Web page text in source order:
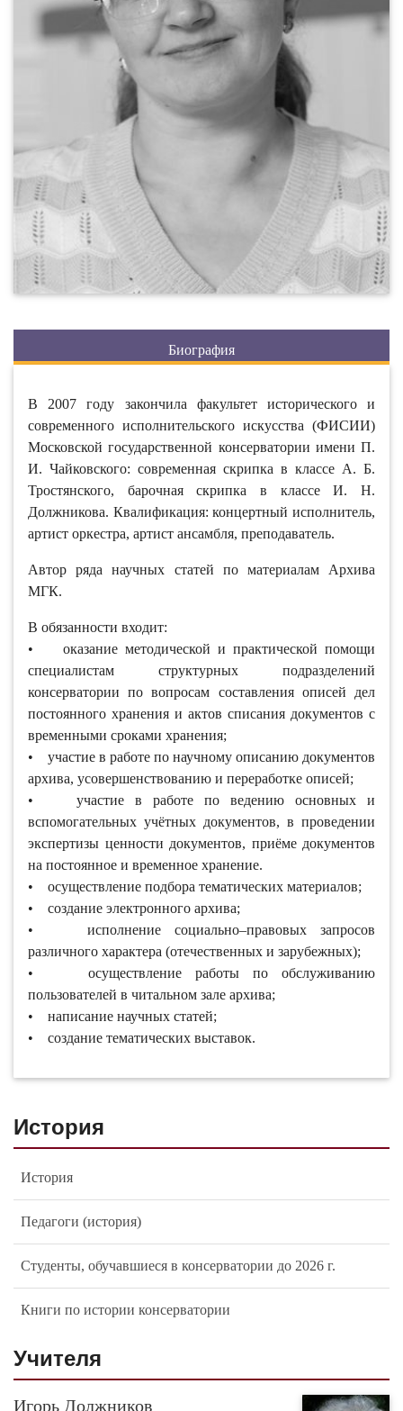
Биография
В 2007 году закончила факультет исторического и
современного исполнительского искусства (ФИСИИ)
Московской государственной консерватории имени П.
И. Чайковского: современная скрипка в классе А. Б.
Тростянского, барочная скрипка в классе И. Н.
Должникова. Квалификация: концертный исполнитель,
артист оркестра, артист ансамбля, преподаватель.
Автор ряда научных статей по материалам Архива
МГК.
В обязанности входит:
• оказание методической и практической помощи
специалистам структурных подразделений
консерватории по вопросам составления описей дел
постоянного хранения и актов списания документов с
временными сроками хранения;
• участие в работе по научному описанию документов
архива, усовершенствованию и переработке описей;
• участие в работе по ведению основных и
вспомогательных учётных документов, в проведении
экспертизы ценности документов, приёме документов
на постоянное и временное хранение.
• осуществление подбора тематических материалов;
• создание электронного архива;
• исполнение социально–правовых запросов
различного характера (отечественных и зарубежных);
• осуществление работы по обслуживанию
пользователей в читальном зале архива;
• написание научных статей;
• создание тематических выставок.
История
История
Педагоги (история)
Студенты, обучавшиеся в консерватории до 2026 г.
Книги по истории консерватории
Учителя
Игорь Должников